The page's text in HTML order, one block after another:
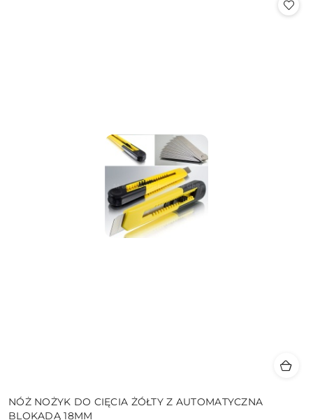
NÓŻ NOŻYK DO CIĘCIA ŻÓŁTY Z AUTOMATYCZNA
BLOKADĄ 18MM